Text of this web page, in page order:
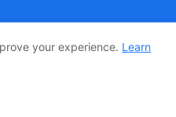
Us
Privacy Policy
your experience. Learn